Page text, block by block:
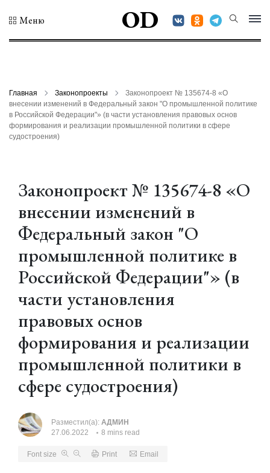
Меню OD
Главная Законопроекты
Законопроект № 135674-8 «О
внесении изменений в Федеральный закон "О промышленной политике
в Российской Федерации"» (в части установления правовых основ
формирования и реализации промышленной политики в сфере
судостроения)
Законопроект № 135674-8 «О
внесении изменений в
Федеральный закон "О
промышленной политике в
Российской Федерации"» (в
части установления
правовых основ
формирования и реализации
промышленной политики в
сфере судостроения)
Разместил(а): АДМИН
27.06.2022
8 mins read
Font size Print Email